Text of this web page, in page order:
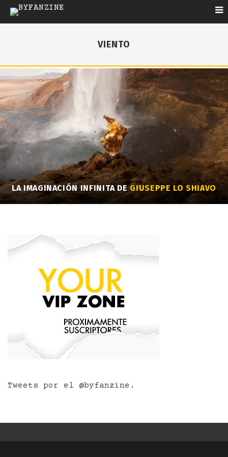
VIENTO
LA IMAGINACIÓN INFINITA DEGIUSEPPE LO SHIAVO
Tweets por el @byfanzine.